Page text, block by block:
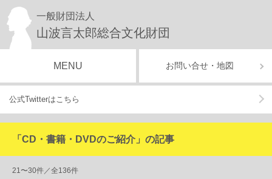
一般財団法人
山波言太郎総合文化財団
MENU お問い合せ・地図
公式Twitterはこちら
「CD・書籍・DVDのご紹介」の記事
21〜30件／全136件